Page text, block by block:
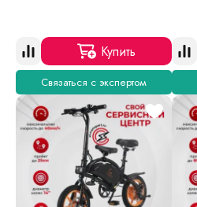
Купить
Связаться с экспертом